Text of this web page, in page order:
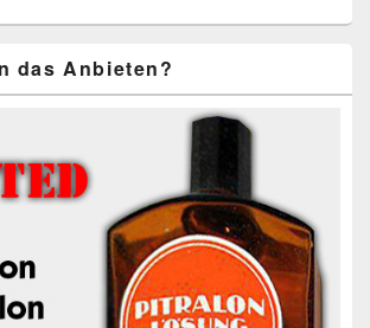
das Anbieten?